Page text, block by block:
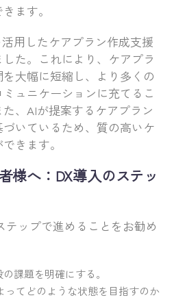
ます。
用したケアプラン作成支援
た。これにより、ケアプラ
大幅に短縮し、より多くの
ュニケーションに充てるこ
、AIが提案するケアプラン
いているため、質の高いケ
きます。
様へ：DX導入のステッ
テップで進めることをお勧め
の課題を明確にする。
ってどのような状態を目指すのか